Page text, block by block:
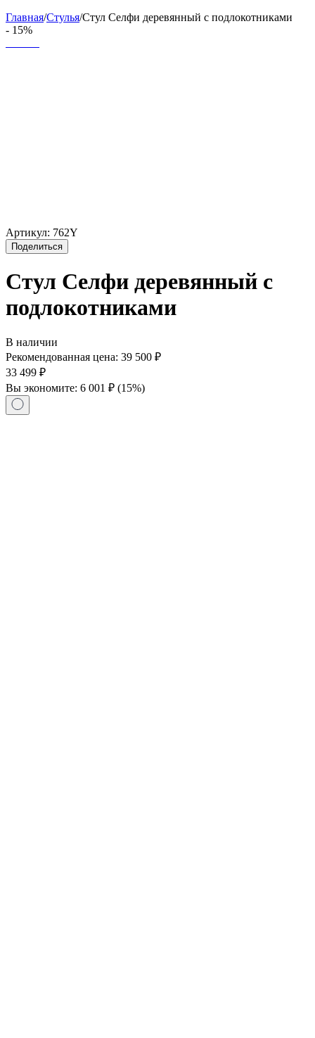
Главная/Стулья/Стул Селфи деревянный с подлокотниками
- 15%
Артикул: 762Y
Поделиться
Стул Селфи деревянный с
подлокотниками
В наличии
Рекомендованная цена: 39 500 ₽
33 499 ₽
Вы экономите: 6 001 ₽ (15%)